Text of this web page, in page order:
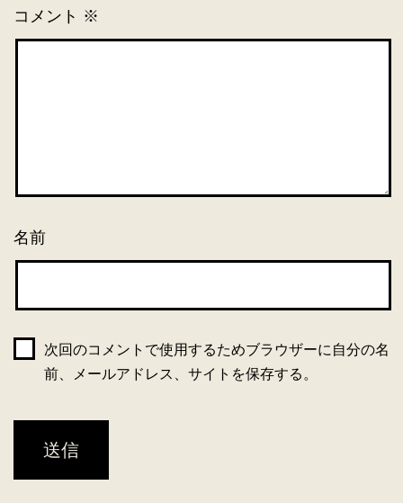
コメント ※
名前
次回のコメントで使用するためブラウザーに自分の名
前、メールアドレス、サイトを保存する。